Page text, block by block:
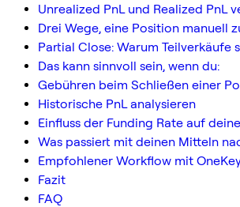
Unrealized PnL und Realized PnL
Drei Wege, eine Position manuell
Partial Close: Warum Teilverkäufe
Das kann sinnvoll sein, wenn du:
Gebühren beim Schließen einer
Historische PnL analysieren
Einfluss der Funding Rate auf
Was passiert mit deinen Mitteln
Empfohlener Workflow mit
Fazit
FAQ